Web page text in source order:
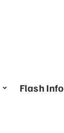
Flash Info